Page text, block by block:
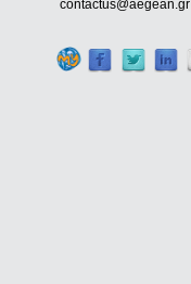
contactus@aegean.gr